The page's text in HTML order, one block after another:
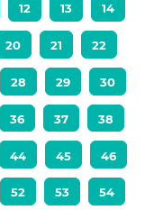
12 13 14
20 21 22
28 29 30
36 37 38
44 45 46
52 53 54